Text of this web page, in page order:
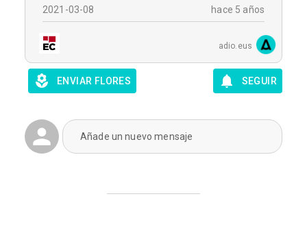
2021-03-08 hace 5 años
adio.eus
ENVIAR FLORES SEGUIR
Añade un nuevo mensaje